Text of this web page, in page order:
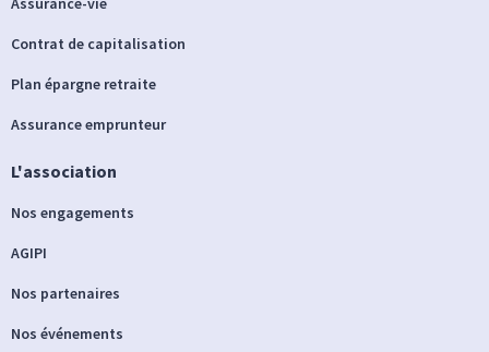
Contrat de capitalisation
Plan épargne retraite
Assurance emprunteur
L'association
Nos engagements
AGIPI
Nos partenaires
Nos événements